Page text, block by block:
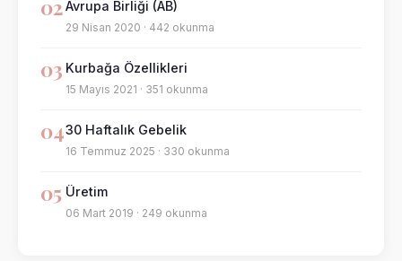
02Avrupa Birliği (AB)
29 Nisan 2020 · 442 okunma
03 Kurbağa Özellikleri
15 Mayıs 2021 · 351 okunma
0430 Haftalık Gebelik
16 Temmuz 2025 · 330 okunma
05 Üretim
06 Mart 2019 · 249 okunma